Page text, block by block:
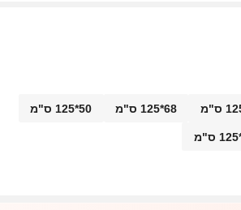
68*125 ס"מ 50*125 ס"מ